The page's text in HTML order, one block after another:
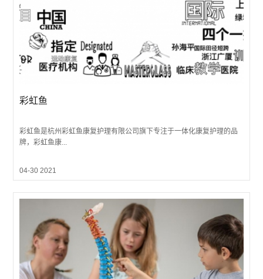
彩虹鱼
彩虹鱼是杭州彩虹鱼康复护理有限公司旗下专注于一体化康复护理的品
牌，彩虹鱼康...
04-30 2021